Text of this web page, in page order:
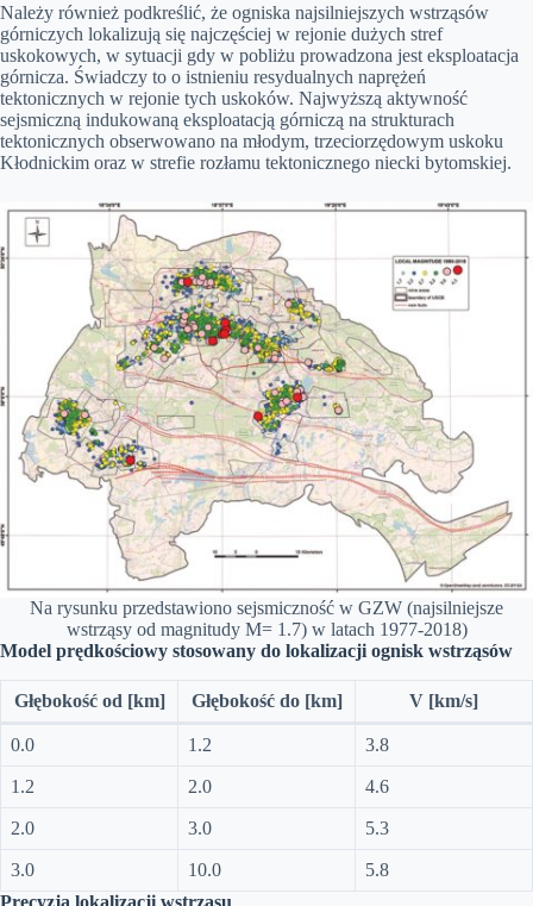
Należy również podkreślić, że ogniska najsilniejszych wstrząsów
górniczych lokalizują się najczęściej w rejonie dużych stref
uskokowych, w sytuacji gdy w pobliżu prowadzona jest eksploatacja
górnicza. Świadczy to o istnieniu resydualnych naprężeń
tektonicznych w rejonie tych uskoków. Najwyższą aktywność
sejsmiczną indukowaną eksploatacją górniczą na strukturach
tektonicznych obserwowano na młodym, trzeciorzędowym uskoku
Kłodnickim oraz w strefie rozłamu tektonicznego niecki bytomskiej.
Na rysunku przedstawiono sejsmiczność w GZW (najsilniejsze
wstrząsy od magnitudy M= 1.7) w latach 1977-2018)
Model prędkościowy stosowany do lokalizacji ognisk wstrząsów
Głębokość od [km] Głębokość do [km] V [km/s]
0.0 1.2 3.8
1.2 2.0 4.6
2.0 3.0 5.3
3.0 10.0
5.8
Precyzja lokalizacji wstrząsu